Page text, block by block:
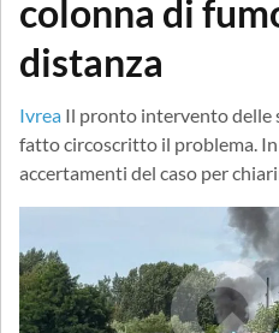
colonna di
distanza
Ivrea Il pronto intervento delle
fatto circoscritto il problema.
accertamenti del caso per